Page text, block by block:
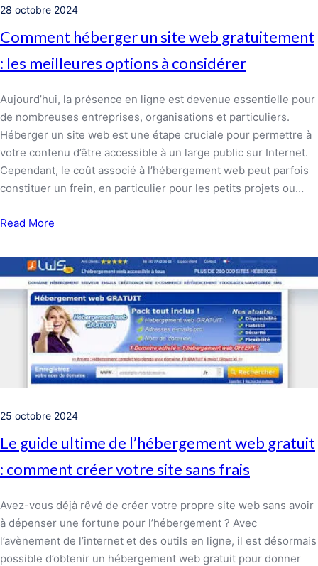
28 octobre 2024
Comment héberger un site web gratuitement
: les meilleures options à considérer
Aujourd’hui, la présence en ligne est devenue essentielle pour
de nombreuses entreprises, organisations et particuliers.
Héberger un site web est une étape cruciale pour permettre à
votre contenu d’être accessible à un large public sur Internet.
Cependant, le coût associé à l’hébergement web peut parfois
constituer un frein, en particulier pour les petits projets ou…
Read More
25 octobre 2024
Le guide ultime de l’hébergement web gratuit
: comment créer votre site sans frais
Avez-vous déjà rêvé de créer votre propre site web sans avoir
à dépenser une fortune pour l’hébergement ? Avec
l’avènement de l’internet et des outils en ligne, il est désormais
possible d’obtenir un hébergement web gratuit pour donner